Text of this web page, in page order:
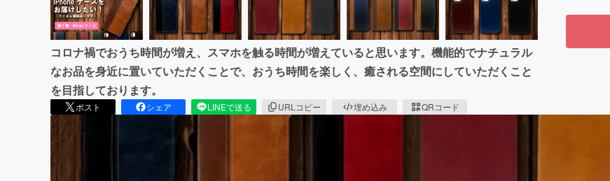
コロナ禍でおうち時間が増え、スマホを触る時間が増えていると思います。機能的でナチュラル
なお品を身近に置いていただくことで、おうち時間を楽しく、癒される空間にしていただくこと
を目指しております。
ポスト シェア LINEで送る URLコピー 埋め込み QRコード